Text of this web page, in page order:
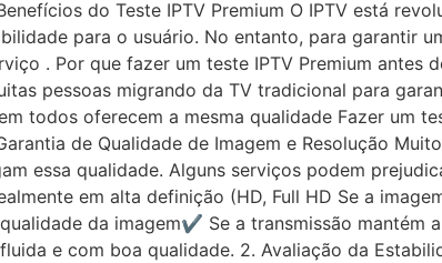
do Teste IPTV Premium O IPTV está
para o usuário. No entanto, para garantir
. Por que fazer um teste IPTV Premium antes
pessoas migrando da TV tradicional para
todos oferecem a mesma qualidade Fazer um
de Qualidade de Imagem e Resolução
essa qualidade. Alguns serviços podem
em alta definição (HD, Full HD Se a
da imagem✔ Se a transmissão mantém
e com boa qualidade. 2. Avaliação da